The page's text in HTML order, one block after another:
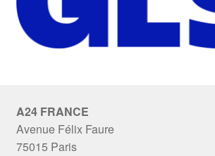
A24 FRANCE
Avenue Félix Faure
75015 Paris